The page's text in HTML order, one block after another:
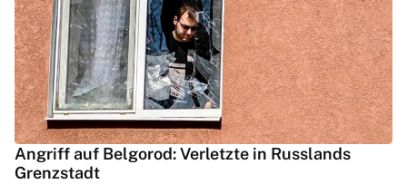
Angriff auf Belgorod: Verletzte in Russlands
Grenzstadt